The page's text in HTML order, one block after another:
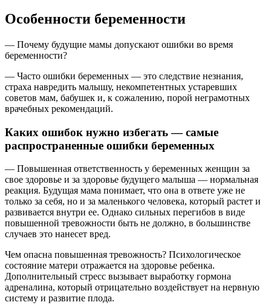
Особенности беременности
— Почему будущие мамы допускают ошибки во время
беременности?
— Часто ошибки беременных — это следствие незнания,
страха навредить малышу, некомпетентных устаревших
советов мам, бабушек и, к сожалению, порой неграмотных
врачебных рекомендаций.
Каких ошибок нужно избегать — самые
распространенные ошибки беременных
— Повышенная ответственность у беременных женщин за
свое здоровье и за здоровье будущего малыша — нормальная
реакция. Будущая мама понимает, что она в ответе уже не
только за себя, но и за маленького человека, который растет и
развивается внутри ее. Однако сильных перегибов в виде
повышенной тревожности быть не должно, в большинстве
случаев это нанесет вред.
Чем опасна повышенная тревожность? Психологическое
состояние матери отражается на здоровье ребенка.
Дополнительный стресс вызывает выработку гормона
адреналина, который отрицательно воздействует на нервную
систему и развитие плода.